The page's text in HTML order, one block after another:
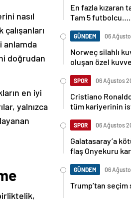
nasıl
anlamda
doğrudan
en iyi
yalnızca
En fazla kızaran
Tam 5 futbolcu….
GÜNDEM 06
Norweç silahlı
oluşan özel
SPOR 06 Ağustos
Cristiano
tüm kariyerinin
SPOR 06 Ağustos
Galatasaray’a
flaş Onyekuru
GÜNDEM 06
Trump’tan seçim